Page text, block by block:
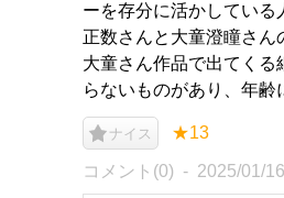
ーを存分に活かしてい
正数さんと大童澄瞳さん
大童さん作品で出てく
らないものがあり、年齢
ナイス ★13
コメント(0) 2025/01/16